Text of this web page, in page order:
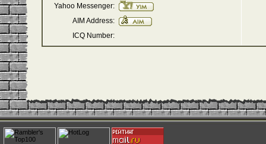
Yahoo Messenger:
AIM Address:
ICQ Number: